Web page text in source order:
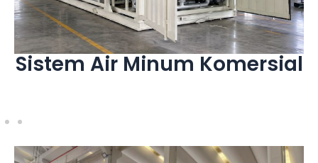
Dirancang untuk aplikasi air minum di
sekolah, rumah sakit, gedung perkantoran,
Sistem Air Minum Komersial